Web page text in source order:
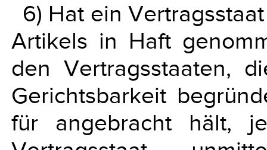
6) Hat ein
Artikels in Haft
den Vertragsstaaten,
Gerichtsbarkeit
für angebracht hält,